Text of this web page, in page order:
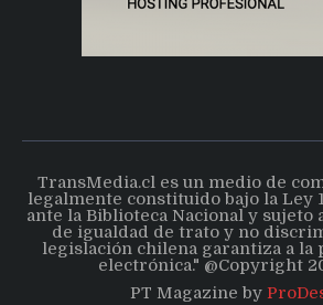
TransMedia.cl es un medio de
legalmente constituido bajo la Ley
ante la Biblioteca Nacional y sujeto
de igualdad de trato y no
legislación chilena garantiza a la
electrónica." @Copyright
PT Magazine by